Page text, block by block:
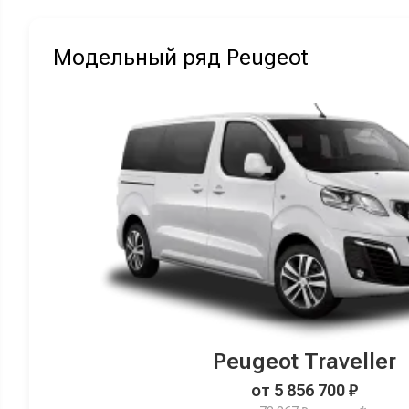
Модельный ряд Peugeot
Peugeot Traveller
от 5 856 700 ₽